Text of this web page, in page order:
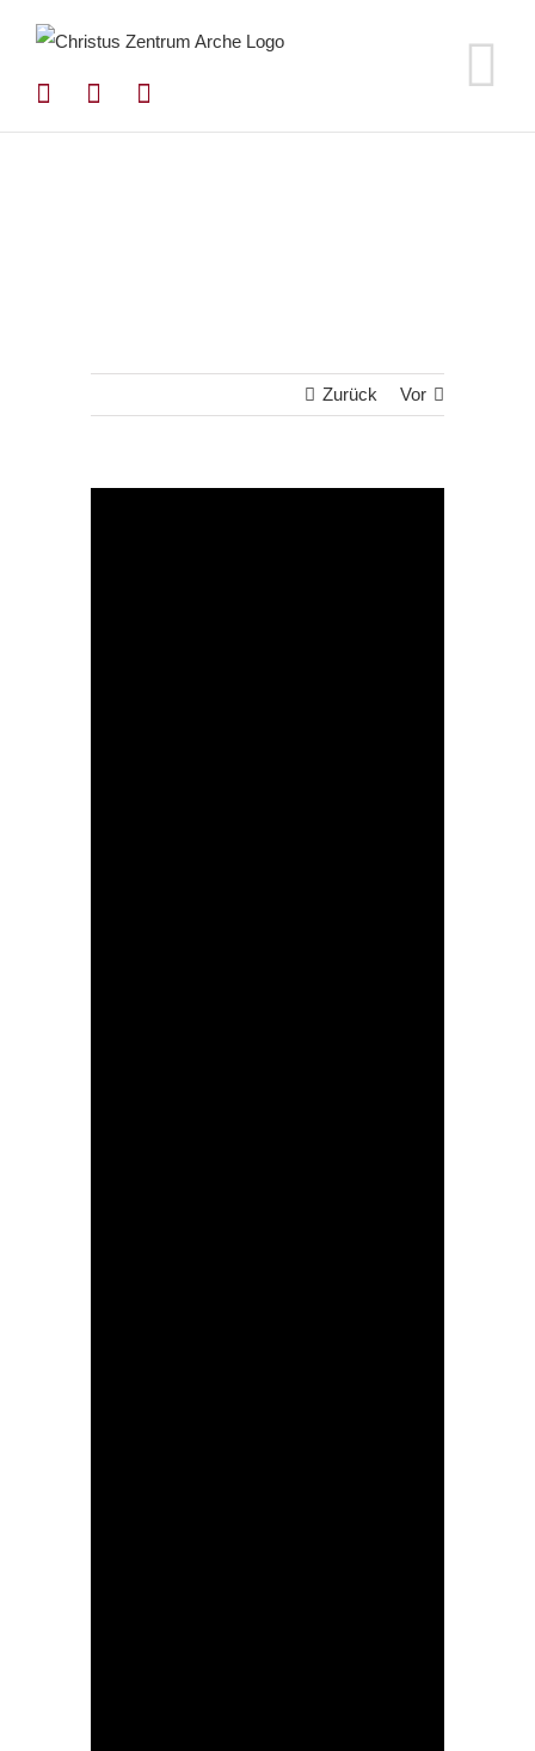
springen
Zurück Vor